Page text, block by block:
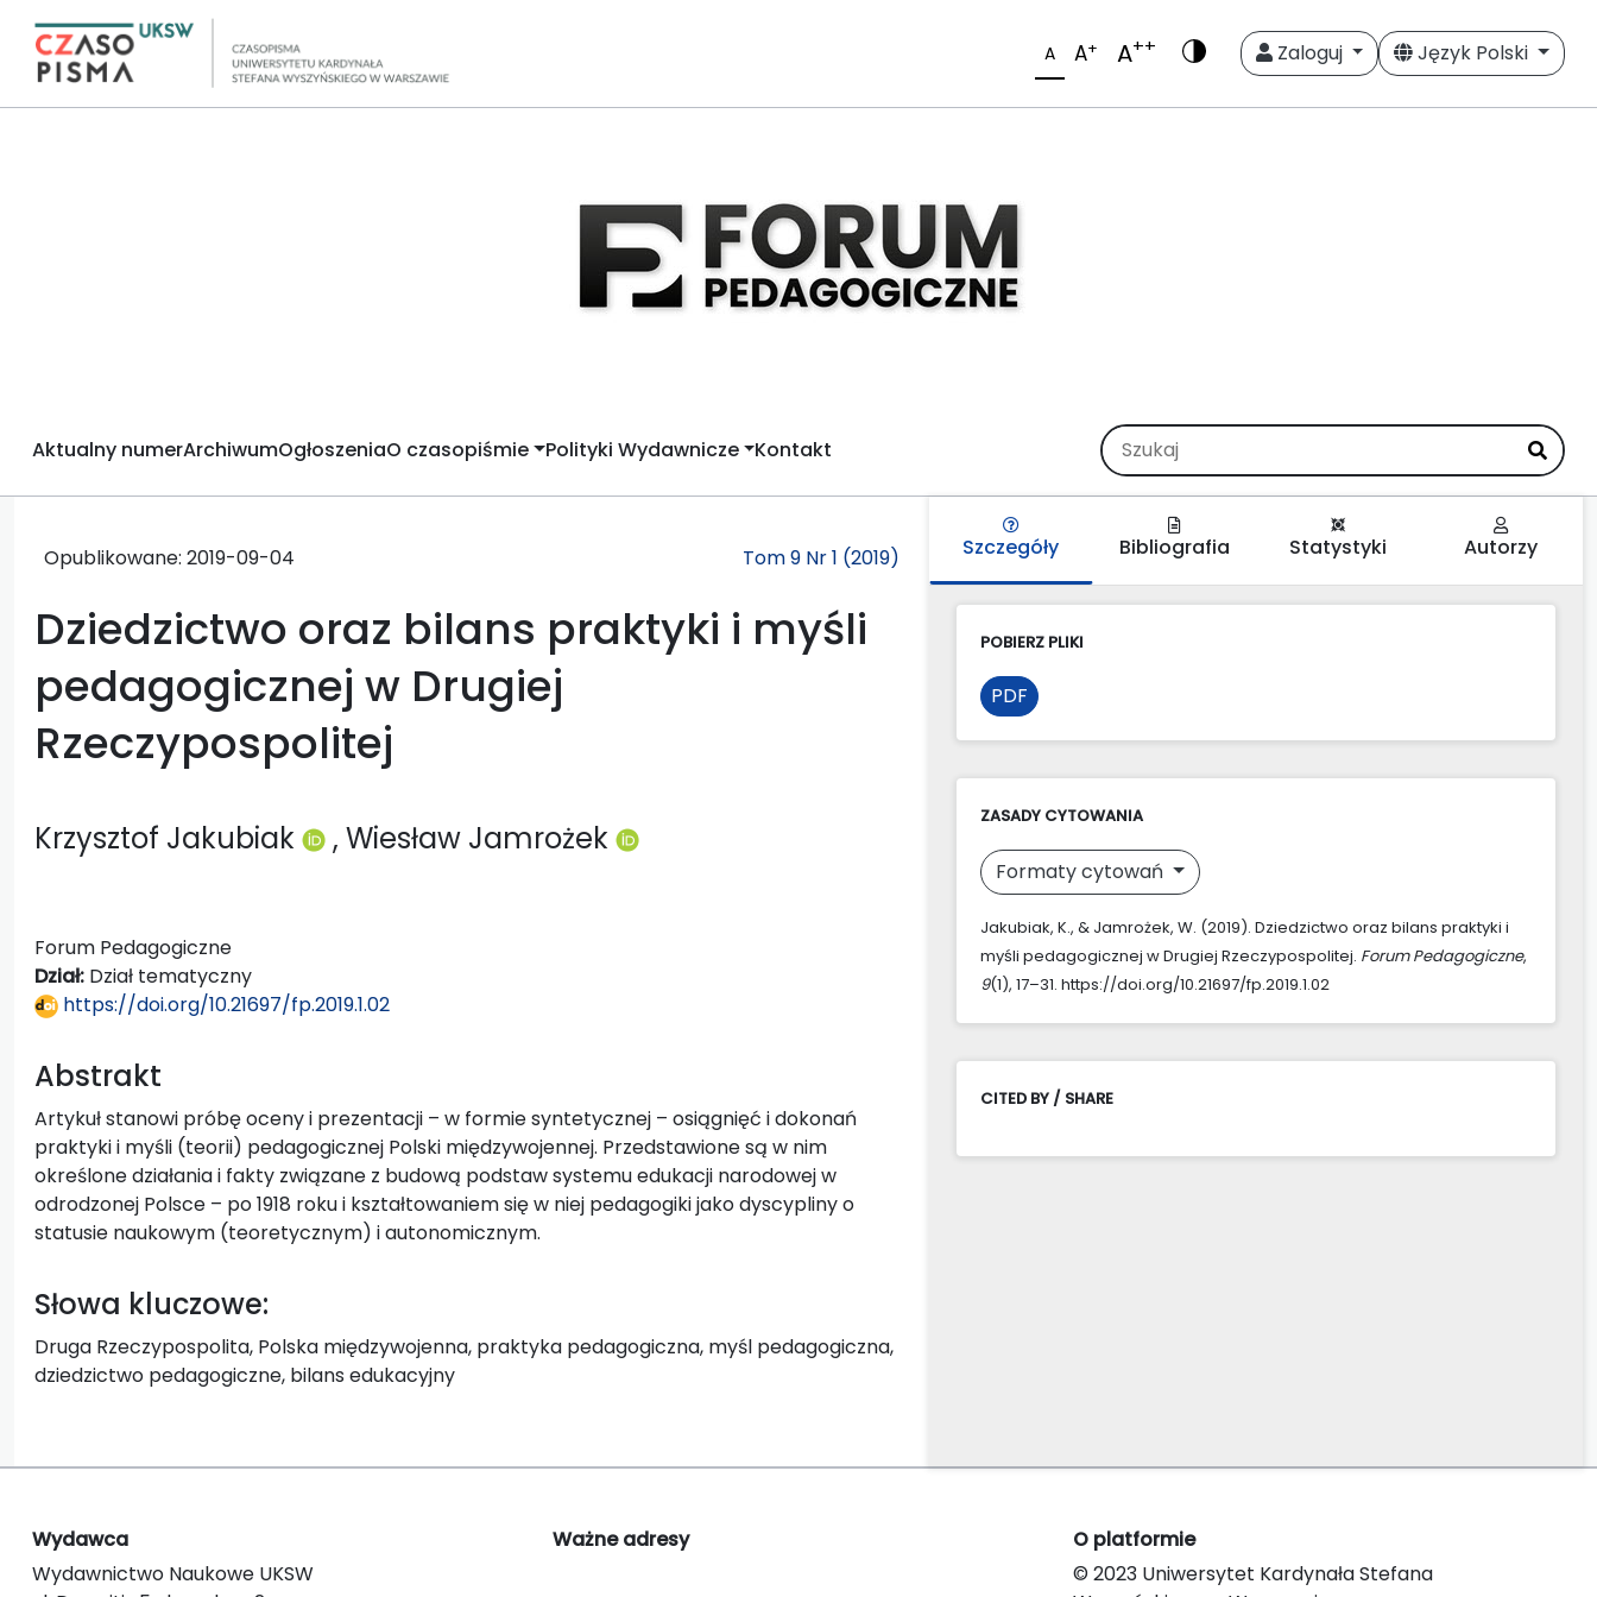
A A+ A++ Zaloguj Język Polski
Aktualny numerArchiwumOgłoszeniaO czasopiśmie Polityki Wydawnicze Kontakt
Opublikowane: 2019-09-04 Tom 9 Nr 1 (2019)
Dziedzictwo oraz bilans praktyki i myśli
pedagogicznej w Drugiej
Rzeczypospolitej
Krzysztof Jakubiak , Wiesław Jamrożek
Forum Pedagogiczne
Dział: Dział tematyczny
https://doi.org/10.21697/fp.2019.1.02
Abstrakt
Artykuł stanowi próbę oceny i prezentacji – w formie syntetycznej – osiągnięć i dokonań
praktyki i myśli (teorii) pedagogicznej Polski międzywojennej. Przedstawione są w nim
określone działania i fakty związane z budową podstaw systemu edukacji narodowej w
odrodzonej Polsce – po 1918 roku i kształtowaniem się w niej pedagogiki jako dyscypliny o
statusie naukowym (teoretycznym) i autonomicznym.
Słowa kluczowe:
Druga Rzeczypospolita, Polska międzywojenna, praktyka pedagogiczna, myśl pedagogiczna,
dziedzictwo pedagogiczne, bilans edukacyjny
Szczegóły Bibliografia Statystyki Autorzy
POBIERZ PLIKI
PDF
ZASADY CYTOWANIA
Formaty cytowań
Jakubiak, K., & Jamrożek, W. (2019). Dziedzictwo oraz bilans praktyki i
myśli pedagogicznej w Drugiej Rzeczypospolitej. Forum Pedagogiczne,
9(1), 17–31. https://doi.org/10.21697/fp.2019.1.02
CITED BY / SHARE
Wydawca
Wydawnictwo Naukowe UKSW
Ważne adresy
O platformie
© 2023 Uniwersytet Kardynała Stefana